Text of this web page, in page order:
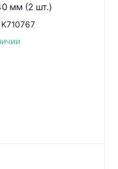
мм (2 шт.)
K710767